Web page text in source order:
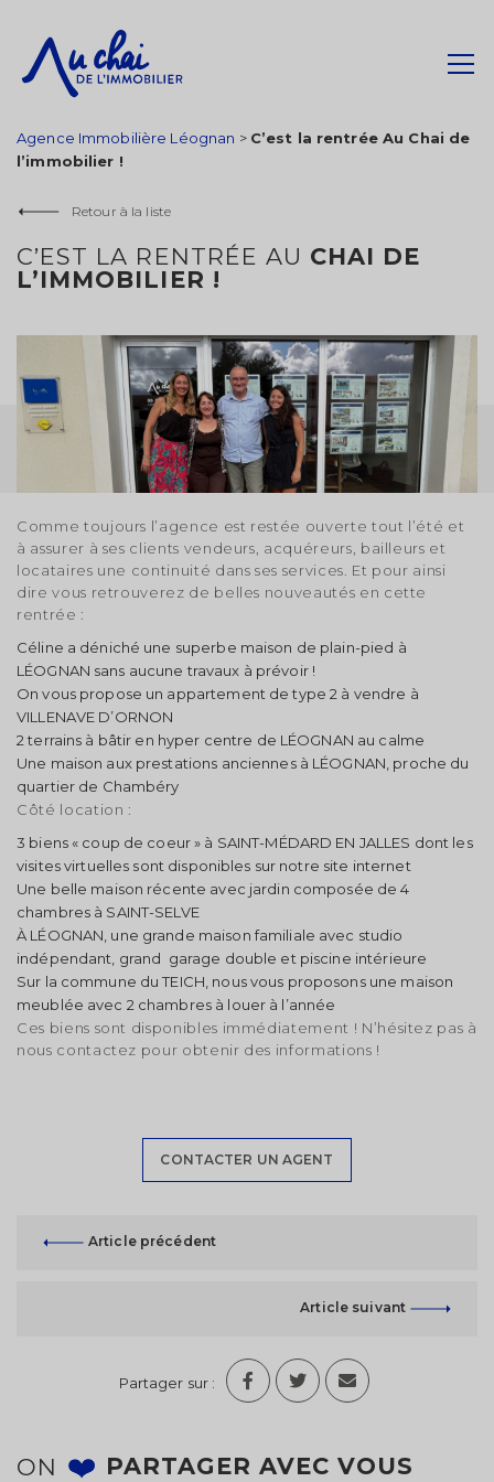
Agence Immobilière Léognan > C’est la rentrée Au Chai de
l’immobilier !
Retour à la liste
C’EST LA RENTRÉE AU CHAI DE
L’IMMOBILIER !
Comme toujours l’agence est restée ouverte tout l’été et
à assurer à ses clients vendeurs, acquéreurs, bailleurs et
locataires une continuité dans ses services. Et pour ainsi
dire vous retrouverez de belles nouveautés en cette
rentrée :
Céline a déniché une superbe maison de plain-pied à
LÉOGNAN sans aucune travaux à prévoir !
On vous propose un appartement de type 2 à vendre à
VILLENAVE D’ORNON
2 terrains à bâtir en hyper centre de LÉOGNAN au calme
Une maison aux prestations anciennes à LÉOGNAN, proche du
quartier de Chambéry
Côté location :
3 biens « coup de coeur » à SAINT-MÉDARD EN JALLES dont les
visites virtuelles sont disponibles sur notre site internet
Une belle maison récente avec jardin composée de 4
chambres à SAINT-SELVE
À LÉOGNAN, une grande maison familiale avec studio
indépendant, grand garage double et piscine intérieure
Sur la commune du TEICH, nous vous proposons une maison
meublée avec 2 chambres à louer à l’année
Ces biens sont disponibles immédiatement ! N’hésitez pas à
nous contactez pour obtenir des informations !
CONTACTER UN AGENT
Article précédent
Article suivant
Partager sur :
ON PARTAGER AVEC VOUS
Vous serez notifié par email dès l'arrivée d'une
annonce correspondant à vos critères.
Location
Vente
Connectez-vous